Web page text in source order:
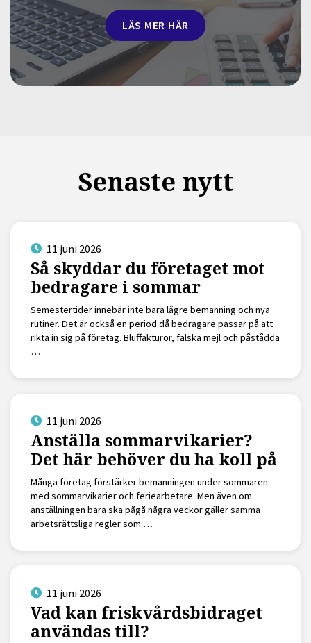
LÄS MER HÄR
Senaste nytt
11 juni 2026
Så skyddar du företaget mot
bedragare i sommar
Semestertider innebär inte bara lägre bemanning och nya
rutiner. Det är också en period då bedragare passar på att
rikta in sig på företag. Bluffakturor, falska mejl och påstådda
…
11 juni 2026
Anställa sommarvikarier?
Det här behöver du ha koll på
Många företag förstärker bemanningen under sommaren
med sommarvikarier och feriearbetare. Men även om
anställningen bara ska pågå några veckor gäller samma
arbetsrättsliga regler som …
11 juni 2026
Vad kan friskvårdsbidraget
användas till?